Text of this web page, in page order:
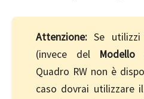
Attenzione: Se
(invece del Modello
Quadro RW non è
caso dovrai utilizzare il